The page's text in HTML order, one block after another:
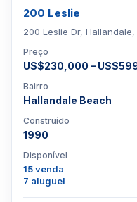
200 Leslie
200 Leslie Dr, Hallandale,
Preço
US$230,000 –
Bairro
Hallandale Beach
Construído
1990
Disponível
15 venda
7 aluguel